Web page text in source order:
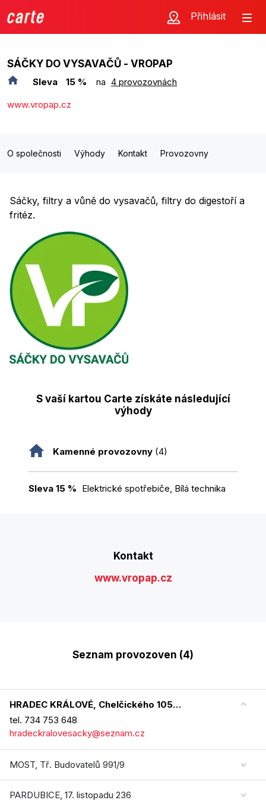
Přihlásit
SÁČKY DO VYSAVAČŮ - VROPAP
Sleva 15 % na 4 provozovnách
www.vropap.cz
O společnosti Výhody Kontakt Provozovny
Sáčky, filtry a vůně do vysavačů, filtry do digestoří a
fritéz.
S vaší kartou Carte získáte následující
výhody
Kamenné provozovny (4)
Sleva 15 % Elektrické spotřebiče, Bílá technika
Kontakt
www.vropap.cz
Seznam provozoven (4)
HRADEC KRÁLOVÉ, Chelčického 1054/15
tel. 734 753 648
hradeckralovesacky@seznam.cz
MOST, Tř. Budovatelů 991/9
PARDUBICE, 17. listopadu 236